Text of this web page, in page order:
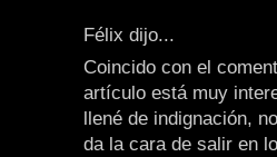
Félix dijo...
Coincido con el
artículo está muy
llené de indignación,
da la cara de salir en